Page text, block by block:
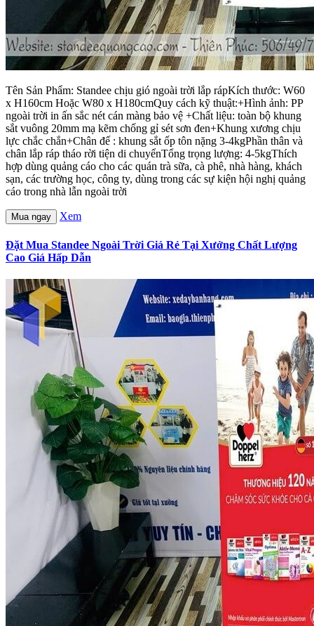
Tên Sản Phẩm: Standee chịu gió ngoài trời lắp rápKích thước: W60
x H160cm Hoặc W80 x H180cmQuy cách kỹ thuật:+Hình ảnh: PP
ngoài trời in ấn sắc nét cán màng bảo vệ +Chất liệu: toàn bộ khung
sắt vuông 20mm mạ kẽm chống gỉ sét sơn đen+Khung xương chịu
lực chắc chắn+Chân đế : khung sắt ốp tôn nặng 3-4kgPhần thân và
chân lắp ráp tháo rời tiện di chuyểnTổng trọng lượng: 4-5kgThích
hợp dùng quảng cáo cho các quán trà sữa, cà phê, nhà hàng, khách
sạn, các trường học, công ty, dùng trong các sự kiện hội nghị quảng
cáo trong nhà lẫn ngoài trời
Mua ngay Xem
Đặt Mua Standee Ngoài Trời Giá Rẻ Tại Xưởng Chất Lượng
Cao Giá Hấp Dẫn